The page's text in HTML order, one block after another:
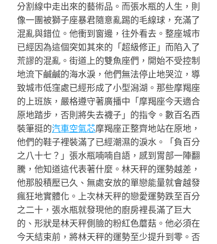
分割線中走出來的藝術品。而張水瓶的人生，則
像一團被獅子座暴君隨意亂踢的毛線球，充滿了
混亂與錯位。他衝到窗邊，往外看去。整座城市
已經因為這個突如其來的「超級修正」而陷入了
荒謬的混亂。街道上的雙魚座們，開始不受控制
地流下鹹鹹的海水淚，他們無法停止地哭泣，導
致城市低窪處已經形成了小型潟湖。那些摩羯座
的上班族，嚴格遵守著廣播中「摩羯座今天適合
原地踏步，否則將失去襪子」的指令。數百名西
裝筆挺的汽車空氣芯摩羯座正整齊地站在原地，
他們的鞋子裡裝滿了已經潮濕的淚水。「負百分
之八十七？」張水瓶喃喃自語，感到胃部一陣翻
騰，他知道這代表著什麼。林天秤的運勢越差，
他那股積壓已久、無處安放的單戀能量就會越發
瘋狂地實體化。上次林天秤的戀愛運勢跌至百分
之二十，張水瓶就發現他的廚房裡長滿了巨大
的、形狀是林天秤側臉的粉紅色蘑菇。他必須在
今天結束前，將林天秤的運勢至少提升到零。否